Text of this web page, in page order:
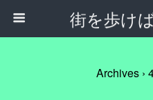
街を歩け
Archives ›